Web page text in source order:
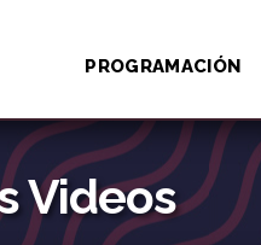
PROGRAMACIÓN
Videos